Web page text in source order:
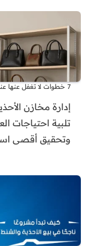
7 خطوات لا تغفل عنها عند ادارة مخازن الأحذية والشنط … اعرفها الان
إدارة مخازن
تلبية احتياجات
وتحقيق أقصى